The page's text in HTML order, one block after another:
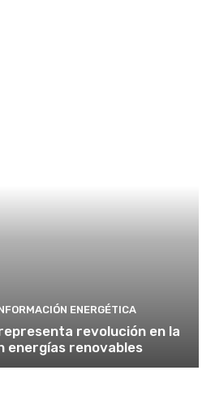
ENERGÉTICA
revolución en la
energías renovables